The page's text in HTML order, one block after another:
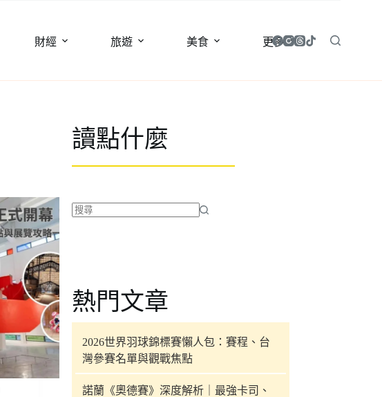
財經 旅遊 美食 更多
讀點什麼
合
條
件
果
熱門文章
2026世界羽球錦標賽懶人包：賽程、台
灣參賽名單與觀戰焦點
諾蘭《奧德賽》深度解析｜最強卡司、